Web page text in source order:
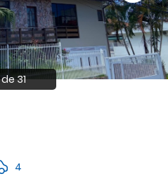
de 31
4